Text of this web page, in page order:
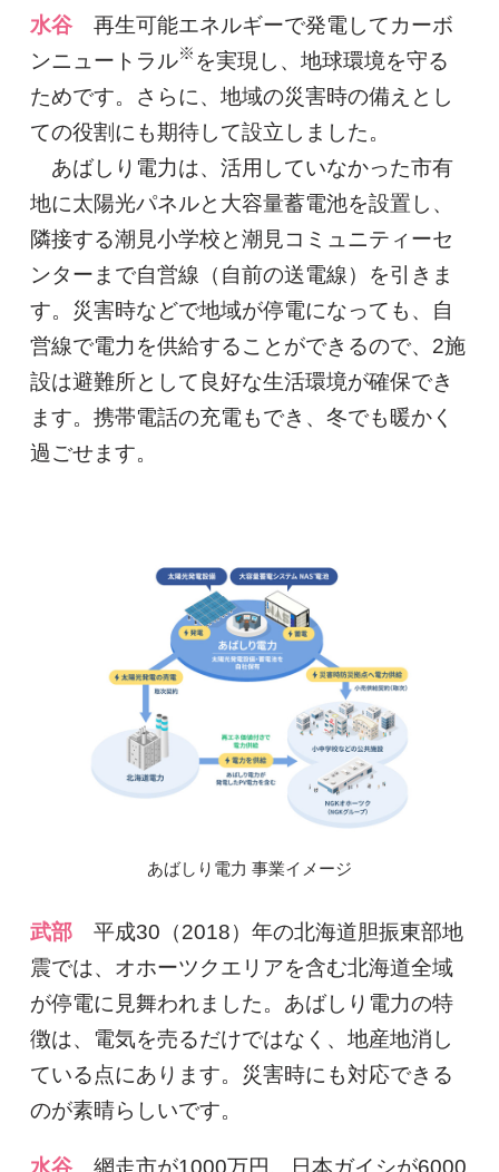
水谷
再生可能エネルギーで発電してカーボ
ンニュートラル※ を実現し、地球環境を守る
ためです。さらに、地域の災害時の備えとし
ての役割にも期待して設立しました。
あばしり電力は、活用していなかった市有
地に太陽光パネルと大容量蓄電池を設置し、
隣接する潮見小学校と潮見コミュニティーセ
ンターまで自営線（自前の送電線）を引きま
す。災害時などで地域が停電になっても、自
営線で電力を供給することができるので、2施
設は避難所として良好な生活環境が確保でき
ます。携帯電話の充電もでき、冬でも暖かく
過ごせます。
あばしり電力 事業イメージ
武部
平成30（2018）年の北海道胆振東部地
震では、オホーツクエリアを含む北海道全域
が停電に見舞われました。あばしり電力の特
徴は、電気を売るだけではなく、地産地消し
ている点にあります。災害時にも対応できる
のが素晴らしいです。
水谷
網走市が1000万円、日本ガイシが6000